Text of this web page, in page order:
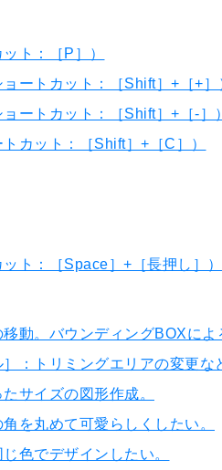
ト：［P］）
ートカット：［Shift］+［+］
ートカット：［Shift］+［-］）
カット：［Shift］+［C］）
ト：［Space］+［長押し］）
動。バウンディングBOXによ
：トリミングエリアの変更な
サイズの図形作成。
を丸めて可愛らしくしたい。
色でデザインしたい。